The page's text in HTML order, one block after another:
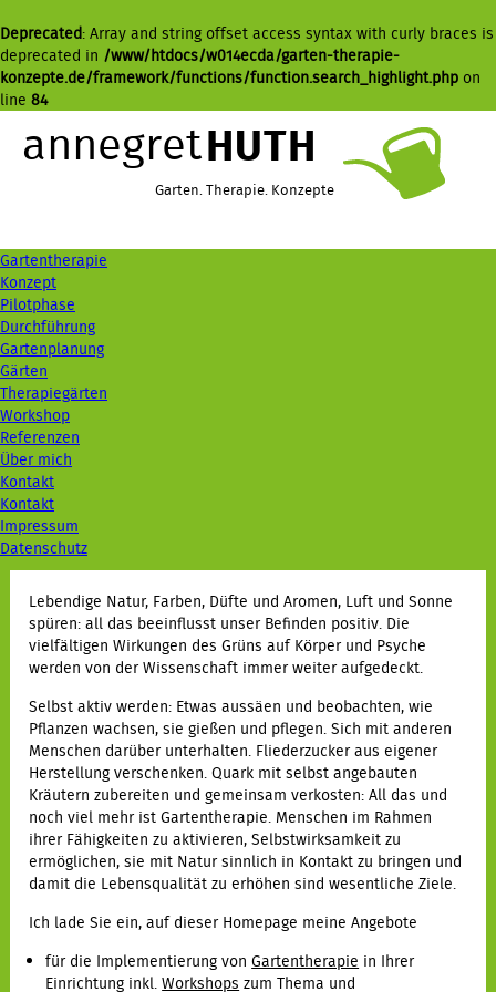
Deprecated: Array and string offset access syntax with curly braces is
deprecated in /www/htdocs/w014ecda/garten-therapie-
konzepte.de/framework/functions/function.search_highlight.php on
line 84
annegretHUTH
Garten. Therapie. Konzepte
Gartentherapie
Konzept
Pilotphase
Durchführung
Gartenplanung
Gärten
Therapiegärten
Workshop
Referenzen
Über mich
Kontakt
Kontakt
Impressum
Datenschutz
Lebendige Natur, Farben, Düfte und Aromen, Luft und Sonne
spüren: all das beeinflusst unser Befinden positiv. Die
vielfältigen Wirkungen des Grüns auf Körper und Psyche
werden von der Wissenschaft immer weiter aufgedeckt.
Selbst aktiv werden: Etwas aussäen und beobachten, wie
Pflanzen wachsen, sie gießen und pflegen. Sich mit anderen
Menschen darüber unterhalten. Fliederzucker aus eigener
Herstellung verschenken. Quark mit selbst angebauten
Kräutern zubereiten und gemeinsam verkosten: All das und
noch viel mehr ist Gartentherapie. Menschen im Rahmen
ihrer Fähigkeiten zu aktivieren, Selbstwirksamkeit zu
ermöglichen, sie mit Natur sinnlich in Kontakt zu bringen und
damit die Lebensqualität zu erhöhen sind wesentliche Ziele.
Ich lade Sie ein, auf dieser Homepage meine Angebote
für die Implementierung vonGartentherapie in Ihrer
Einrichtung inkl.Workshops zum Thema und